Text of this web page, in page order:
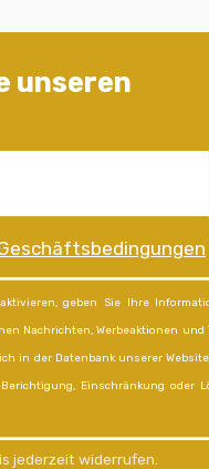
unseren
geben Sie Ihre
Nachrichten, Werbeaktionen und
in der Datenbank unserer
Einschränkung oder
jederzeit widerrufen.